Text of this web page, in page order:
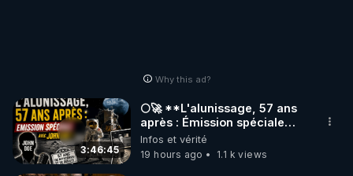
Why this ad?
3:46:45
🌕🚀 **L'alunissage, 57 ans
après : Émission spéciale
avec John Doe !** 👨 🚀✨
Infos et vérité
19 hours ago
1.1 k views